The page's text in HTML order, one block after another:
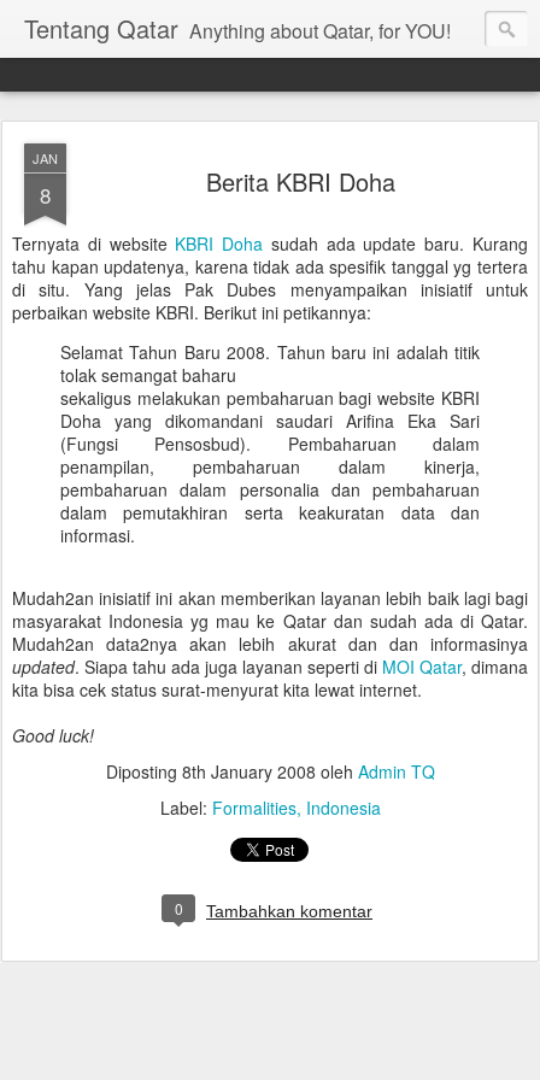
Tentang Qatar Anything about Qatar, for YOU!
JAN
8 Berita KBRI Doha
Ternyata di website KBRI Doha sudah ada update baru. Kurang
tahu kapan updatenya, karena tidak ada spesifik tanggal yg tertera
di situ. Yang jelas Pak Dubes menyampaikan inisiatif untuk
perbaikan website KBRI. Berikut ini petikannya:
Selamat Tahun Baru 2008. Tahun baru ini adalah titik
tolak semangat baharu
sekaligus melakukan pembaharuan bagi website KBRI
Doha yang dikomandani saudari Arifina Eka Sari
(Fungsi Pensosbud). Pembaharuan dalam
penampilan, pembaharuan dalam kinerja,
pembaharuan dalam personalia dan pembaharuan
dalam pemutakhiran serta keakuratan data dan
informasi.
Mudah2an inisiatif ini akan memberikan layanan lebih baik lagi bagi
masyarakat Indonesia yg mau ke Qatar dan sudah ada di Qatar.
Mudah2an data2nya akan lebih akurat dan dan informasinya
updated. Siapa tahu ada juga layanan seperti di MOI Qatar, dimana
kita bisa cek status surat-menyurat kita lewat internet.
Good luck!
Diposting 8th January 2008 oleh Admin TQ
Label: Formalities Indonesia
0 Tambahkan komentar